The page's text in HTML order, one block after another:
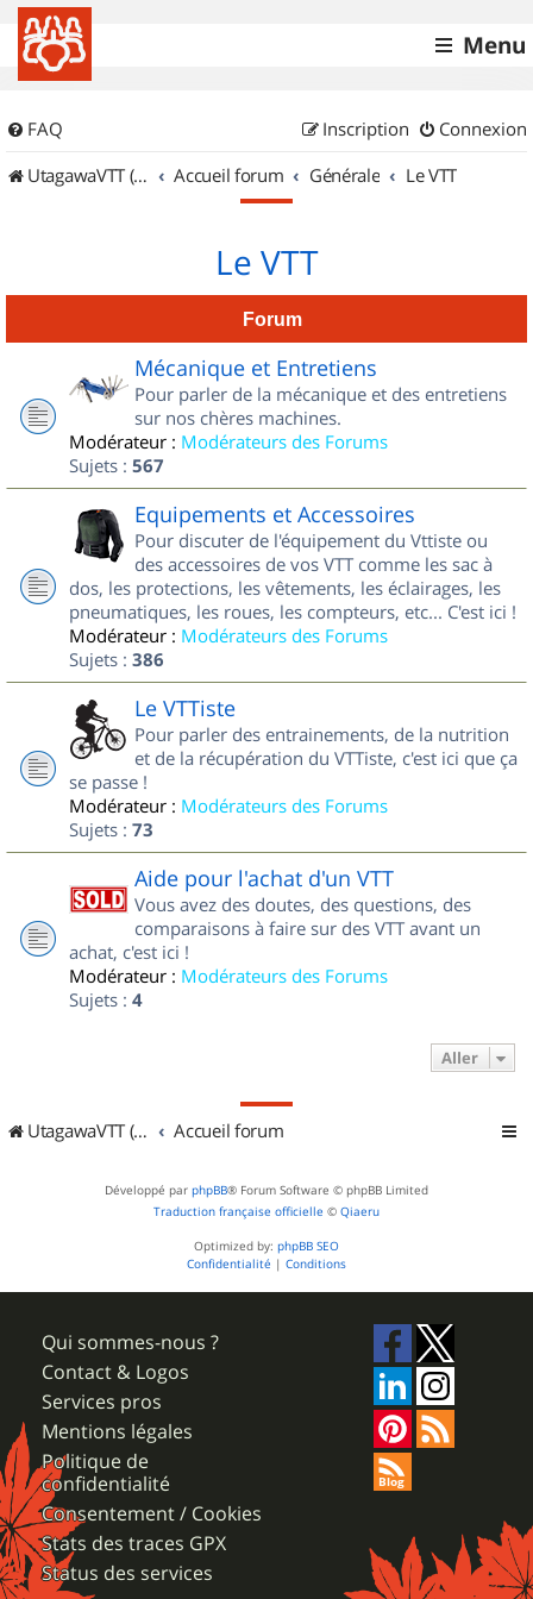
Menu
FAQ Connexion
Inscription
UtagawaVTT (Randos VTT et VTTAE avec traces GPS)
Accueil forum Générale Le VTT
Le VTT
Forum
Mécanique et Entretiens
Pour parler de la mécanique et des entretiens
sur nos chères machines.
Modérateur : Modérateurs des Forums
Sujets : 567
Equipements et Accessoires
Pour discuter de l'équipement du Vttiste ou
des accessoires de vos VTT comme les sac à
dos, les protections, les vêtements, les éclairages, les
pneumatiques, les roues, les compteurs, etc... C'est ici !
Modérateur : Modérateurs des Forums
Sujets : 386
Le VTTiste
Pour parler des entrainements, de la nutrition
et de la récupération du VTTiste, c'est ici que ça
se passe !
Modérateur : Modérateurs des Forums
Sujets : 73
Aide pour l'achat d'un VTT
Vous avez des doutes, des questions, des
comparaisons à faire sur des VTT avant un
achat, c'est ici !
Modérateur : Modérateurs des Forums
Sujets : 4
Aller
UtagawaVTT (Randos VTT et VTTAE avec traces GPS) Accueil forum
Développé par phpBB® Forum Software © phpBB Limited
Traduction française officielle © Qiaeru
Optimized by: phpBB SEO
Confidentialité | Conditions
Qui sommes-nous ?
Contact & Logos
Services pros
Mentions légales
Politique de
confidentialité
Consentement / Cookies
Stats des traces GPX
Status des services